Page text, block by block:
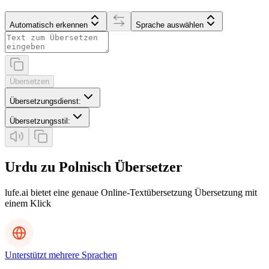
Automatisch erkennen Sprache auswählen
Übersetzen
Übersetzungsdienst:
Übersetzungsstil :
Urdu zu Polnisch Übersetzer
lufe.ai bietet eine genaue Online-Textübersetzung Übersetzung mit
einem Klick
Unterstützt mehrere Sprachen